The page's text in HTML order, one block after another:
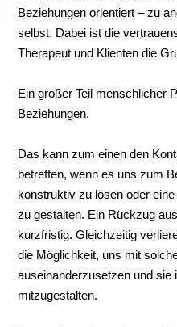
Beziehungen orientiert – zu
selbst. Dabei ist die
Therapeut und Klienten die
Ein großer Teil menschlicher
Beziehungen.
Das kann zum einen den
betreffen, wenn es uns zum
konstruktiv zu lösen oder
zu gestalten. Ein Rückzug
kurzfristig. Gleichzeitig
die Möglichkeit, uns mit
auseinanderzusetzen und sie
mitzugestalten.